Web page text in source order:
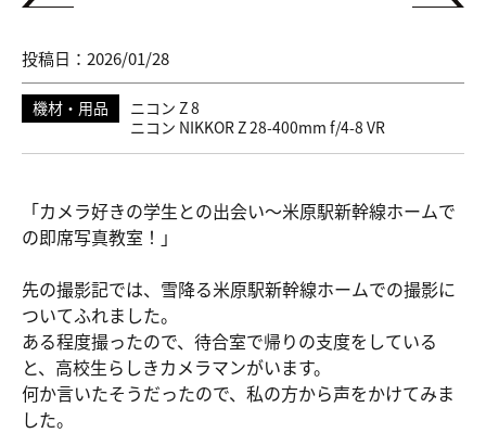
投稿日：2026/01/28
機材・用品
ニコン Z 8
ニコン NIKKOR Z 28-400mm f/4-8 VR
「カメラ好きの学生との出会い〜米原駅新幹線ホームで
の即席写真教室！」
先の撮影記では、雪降る米原駅新幹線ホームでの撮影に
ついてふれました。
ある程度撮ったので、待合室で帰りの支度をしている
と、高校生らしきカメラマンがいます。
何か言いたそうだったので、私の方から声をかけてみま
した。